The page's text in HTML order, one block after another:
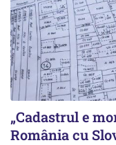
„Cadastrul e
România cu